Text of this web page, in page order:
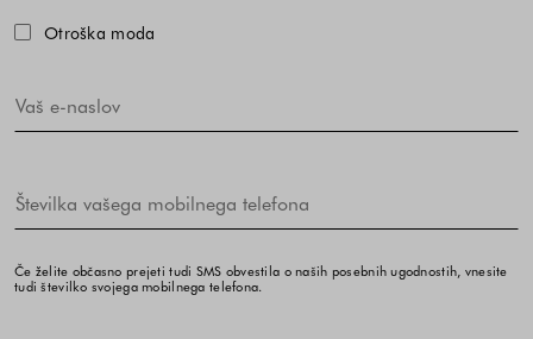
Otroška moda
Če želite občasno prejeti tudi SMS obvestila o naših posebnih ugodnostih, vnesite
tudi številko svojega mobilnega telefona.